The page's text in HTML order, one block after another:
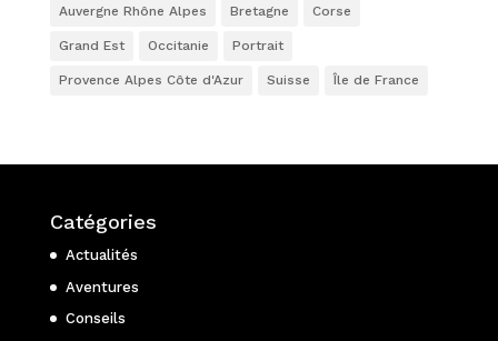
Auvergne Rhône Alpes Bretagne Corse
Grand Est Occitanie Portrait
Provence Alpes Côte d'Azur Suisse Île de France
Catégories
Actualités
Aventures
Conseils